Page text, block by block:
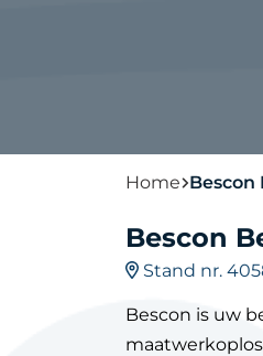
Home
Bescon
Stand nr.
Bescon is uw